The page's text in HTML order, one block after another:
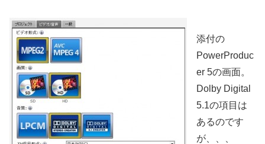
添付の
PowerProduc
er 5の画面。
Dolby Digital
5.1の項目は
あるのです
が、、、